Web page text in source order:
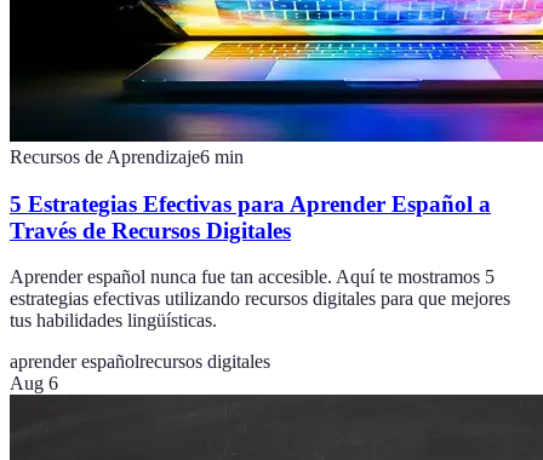
Recursos de Aprendizaje6 min
5 Estrategias Efectivas para Aprender Español a
Través de Recursos Digitales
Aprender español nunca fue tan accesible. Aquí te mostramos 5
estrategias efectivas utilizando recursos digitales para que mejores
tus habilidades lingüísticas.
aprender españolrecursos digitales
Aug 6